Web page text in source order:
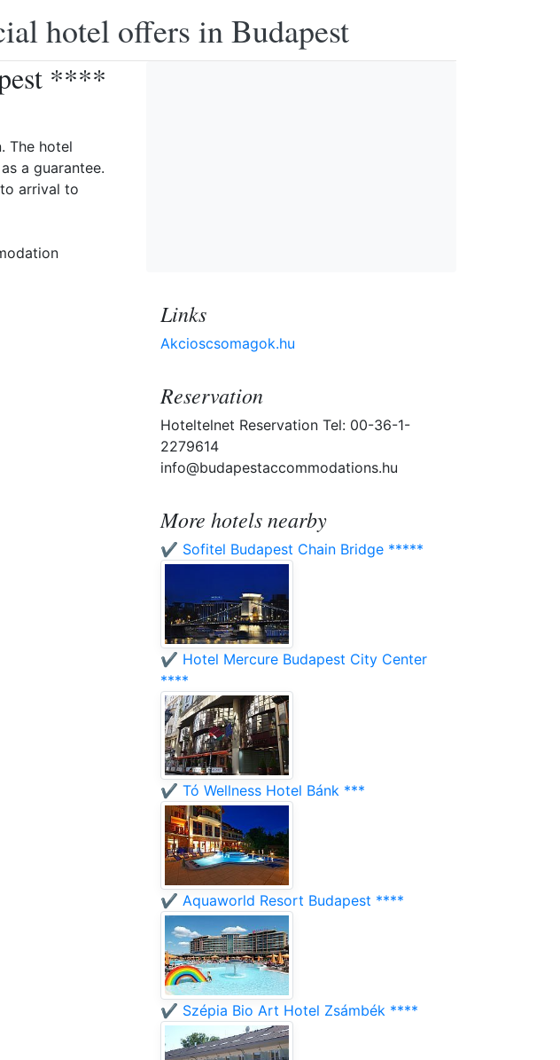
hotel offers in Budapest
****
The hotel
a guarantee.
arrival to
Links
Akcioscsomagok.hu
Reservation
Hoteltelnet Reservation Tel: 00-36-1-
2279614
info@budapestaccommodations.hu
More hotels nearby
✔️ Sofitel Budapest Chain Bridge *****
✔️ Hotel Mercure Budapest City Center
****
✔️ Tó Wellness Hotel Bánk ***
✔️ Aquaworld Resort Budapest ****
✔️ Szépia Bio Art Hotel Zsámbék ****